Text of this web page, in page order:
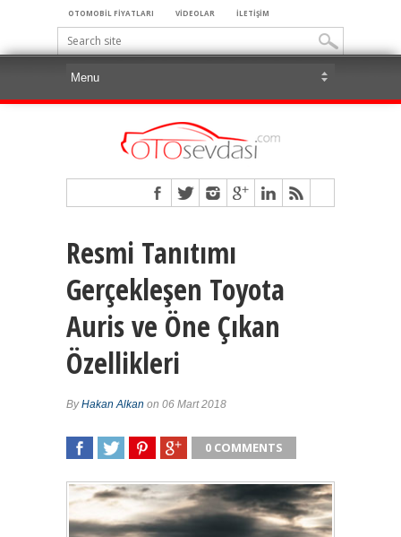
OTOMOBİL FİYATLARI VİDEOLAR İLETİŞİM
Resmi Tanıtımı
Gerçekleşen Toyota
Auris ve Öne Çıkan
Özellikleri
ByHakan Alkan on 06 Mart 2018
0 COMMENTS